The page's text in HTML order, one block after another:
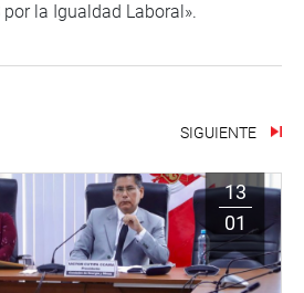
por la Igualdad Laboral».
SIGUIENTE
13
01